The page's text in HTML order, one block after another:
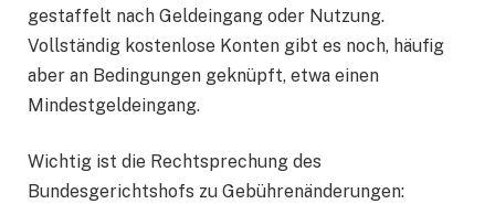
gestaffelt nach Geldeingang oder Nutzung.
Vollständig kostenlose Konten gibt es noch, häufig
aber an Bedingungen geknüpft, etwa einen
Mindestgeldeingang.
Wichtig ist die Rechtsprechung des
Bundesgerichtshofs zu Gebührenänderungen: